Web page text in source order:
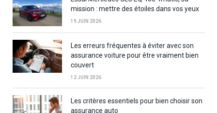
mission : mettre des étoiles dans vos yeux
19 JUIN 2026
Les erreurs fréquentes à éviter avec son
assurance voiture pour être vraiment bien
couvert
12 JUIN 2026
Les critères essentiels pour bien choisir son
assurance auto